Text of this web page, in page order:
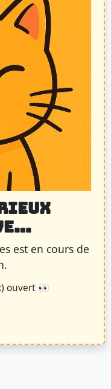
est en cours de
ouvert 👀